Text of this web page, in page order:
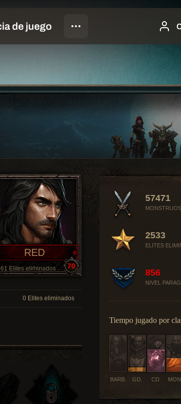
57471
2533
ELITES
856
NIVEL
Tiempo jugado por
BARB. CD.
GD. MON.
RED
61 Elites eliminados 70
0 Elites eliminados